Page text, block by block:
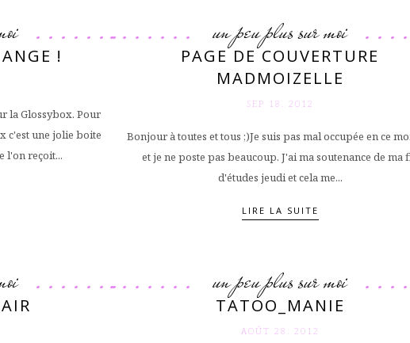
!
la Glossybox. Pour
c'est une jolie boite
l'on reçoit...
un peu plus sur moi
PAGE DE COUVERTURE
MADMOIZELLE
SEP 18. 2012
Bonjour à toutes et tous ;)Je suis pas mal occupée en ce
et je ne poste pas beaucoup. J'ai ma soutenance de ma
d'études jeudi et cela me...
LIRE LA SUITE
un peu plus sur moi
TATOO_MANIE
AOÛT 28. 2012